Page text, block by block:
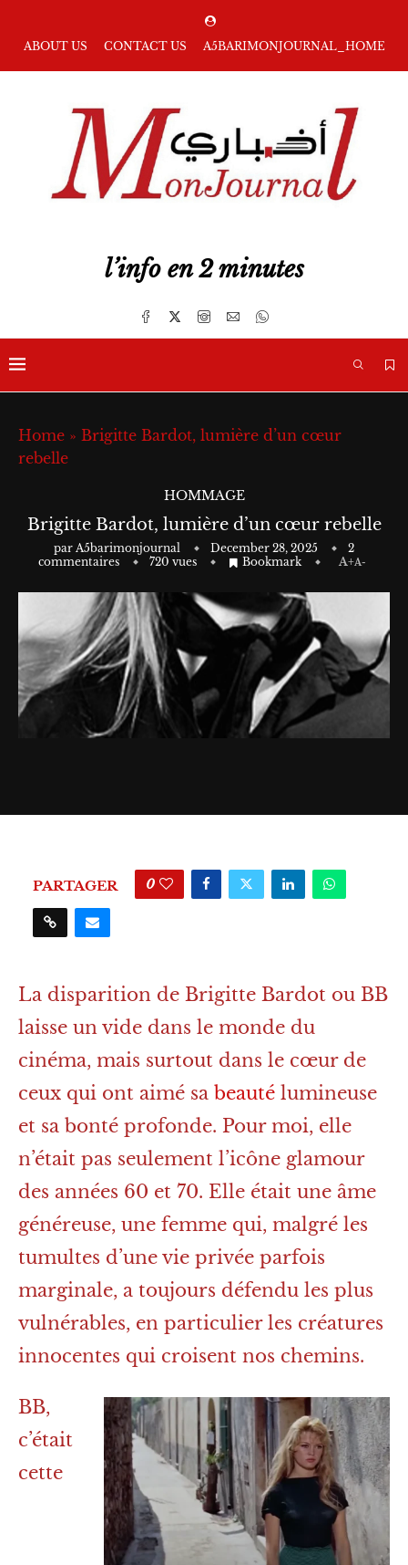
ABOUT US CONTACT US A5BARIMONJOURNAL_HOME
l’info en 2 minutes
Home » Brigitte Bardot, lumière d’un cœur
rebelle
HOMMAGE
Brigitte Bardot, lumière d’un cœur rebelle
par A5barimonjournal December 28, 2025
2
commentaires
720 vues Bookmark A+A-
PARTAGER 0
La disparition de Brigitte Bardot ou BB
laisse un vide dans le monde du
cinéma, mais surtout dans le cœur de
ceux qui ont aimé sa beauté lumineuse
et sa bonté profonde. Pour moi, elle
n’était pas seulement l’icône glamour
des années 60 et 70. Elle était une âme
généreuse, une femme qui, malgré les
tumultes d’une vie privée parfois
marginale, a toujours défendu les plus
vulnérables, en particulier les créatures
innocentes qui croisent nos chemins.
BB,
c’était
cette